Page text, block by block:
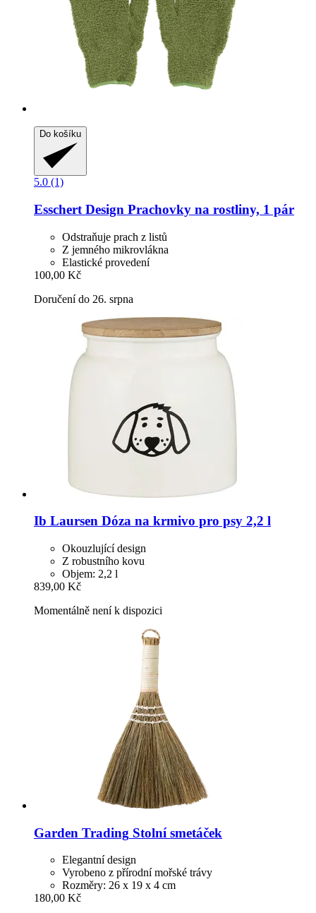
Do košíku
5.0 (1)
Esschert Design Prachovky na rostliny, 1 pár
Odstraňuje prach z listů
Z jemného mikrovlákna
Elastické provedení
100,00 Kč
Doručení do 26. srpna
Ib Laursen Dóza na krmivo pro psy 2,2 l
Okouzlující design
Z robustního kovu
Objem: 2,2 l
839,00 Kč
Momentálně není k dispozici
Garden Trading Stolní smetáček
Elegantní design
Vyrobeno z přírodní mořské trávy
Rozměry: 26 x 19 x 4 cm
180,00 Kč